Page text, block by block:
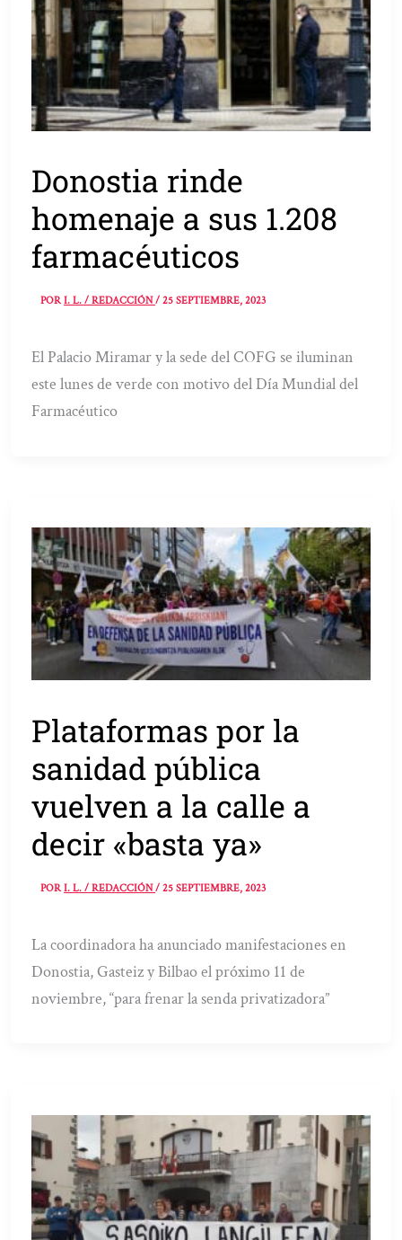
Donostia rinde
homenaje a sus 1.208
farmacéuticos
PORI. L. / REDACCIÓN/25 SEPTIEMBRE, 2023
El Palacio Miramar y la sede del COFG se iluminan
este lunes de verde con motivo del Día Mundial del
Farmacéutico
Plataformas por la
sanidad pública
vuelven a la calle a
decir «basta ya»
PORI. L. / REDACCIÓN/25 SEPTIEMBRE, 2023
La coordinadora ha anunciado manifestaciones en
Donostia, Gasteiz y Bilbao el próximo 11 de
noviembre, “para frenar la senda privatizadora”